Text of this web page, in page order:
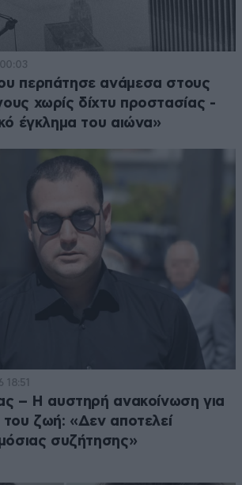
περπάτησε ανάμεσα στους
χωρίς δίχτυ προστασίας -
έγκλημα του αιώνα»
18:51
– Η αυστηρή ανακοίνωση για
ζωή: «Δεν αποτελεί
συζήτησης»